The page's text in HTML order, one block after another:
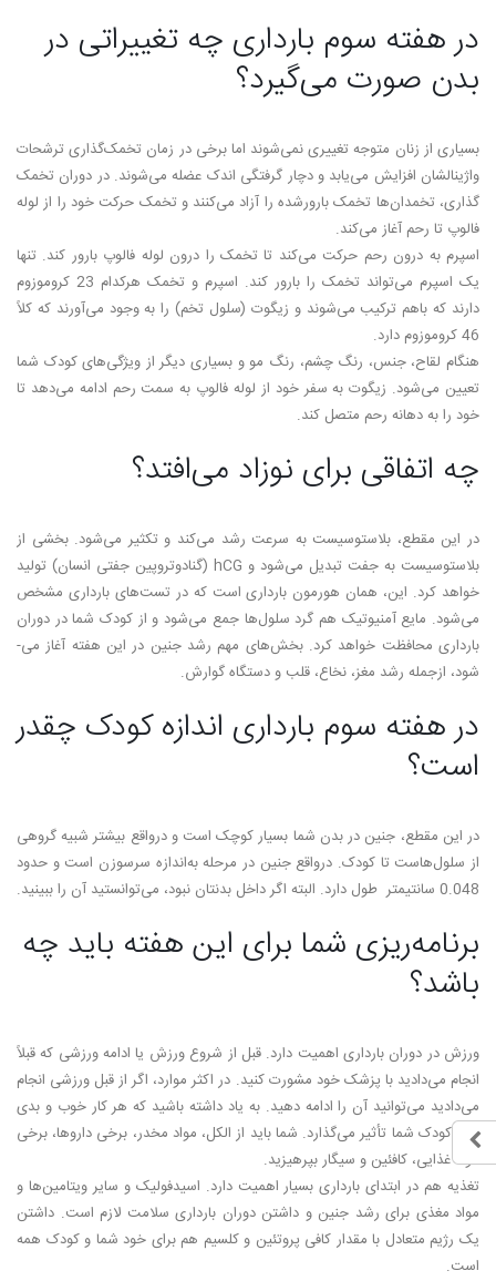
در هفته سوم بارداری چه تغییراتی در
بدن صورت می‌گیرد؟
بسیاری از زنان متوجه تغییری نمی­‌شوند اما برخی در زمان تخمک­‌گذاری ترشحات
واژینالشان افزایش می‌­یابد و دچار گرفتگی اندک عضله می‌­شوند. در دوران تخمک­‌
گذاری، تخمدان­‌ها تخمک بارورشده را آزاد می­‌کنند و تخمک حرکت خود را از لوله
فالوپ تا رحم آغاز می­‌کند.
اسپرم به درون رحم حرکت می­‌کند تا تخمک را درون لوله فالوپ بارور کند. تنها
یک اسپرم می­‌تواند تخمک را بارور کند. اسپرم و تخمک هرکدام 23 کروموزوم
دارند که باهم ترکیب می­‌شوند و زیگوت (سلول تخم) را به وجود می­‌آورند که کلاً
46 کروموزوم دارد.
هنگام لقاح، جنس، رنگ چشم، رنگ مو و بسیاری دیگر از ویژگی­‌های کودک شما
تعیین می‌­شود. زیگوت به سفر خود از لوله فالوپ به سمت رحم ادامه می‌­دهد تا
خود را به دهانه رحم متصل کند.
چه اتفاقی برای نوزاد می­‌افتد؟
در این مقطع، بلاستوسیست به ­سرعت رشد می‌­کند و تکثیر می‌­شود. بخشی از
بلاستوسیست به جفت تبدیل می‌­شود و hCG (گنادوتروپین جفتی انسان) تولید
خواهد کرد. این، همان هورمون بارداری است که در تست­‌های بارداری مشخص
می‌­شود. مایع آمنیوتیک هم گرد سلول­‌ها جمع می‌­شود و از کودک شما در دوران
بارداری محافظت خواهد کرد. بخش‌­های مهم رشد جنین در این هفته آغاز می‌­
شود، ازجمله رشد مغز، نخاع، قلب و دستگاه گوارش.
در هفته سوم بارداری اندازه کودک چقدر
است؟
در این مقطع، جنین در بدن شما بسیار کوچک است و درواقع بیشتر شبیه گروهی
از سلول­‌هاست تا کودک. درواقع جنین در مرحله به‌اندازه سرسوزن است و حدود
0.048 سانتی­متر طول دارد. البته اگر داخل بدنتان نبود، می­‌توانستید آن را ببینید.
برنامه­‌ریزی شما برای این هفته باید چه
باشد؟
ورزش در دوران بارداری اهمیت دارد. قبل از شروع ورزش یا ادامه ورزشی که قبلاً
انجام می­‌دادید با پزشک خود مشورت کنید. در اکثر موارد، اگر از قبل ورزشی انجام
می­‌دادید می‌­توانید آن را ادامه دهید. به یاد داشته باشید که هر کار خوب و بدی
روی کودک شما تأثیر می‌­گذارد. شما باید از الکل، مواد مخدر، برخی داروها، برخی
مواد غذایی، کافئین و سیگار بپرهیزید.
تغذیه هم در ابتدای بارداری بسیار اهمیت دارد. اسیدفولیک و سایر ویتامین­‌ها و
مواد مغذی برای رشد جنین و داشتن دوران بارداری سلامت لازم است. داشتن
یک رژیم متعادل با مقدار کافی پروتئین و کلسیم هم برای خود شما و کودک همه
است.